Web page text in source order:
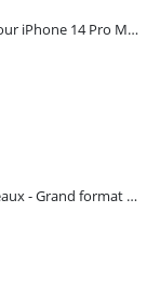
Coque Magnétique Ostand pour iPhone 14 Pro Max - Violet Foncé - TORRAS
Cahier 192 pages grands carreaux - Grand format - Brochure dos toilé - 24x32 cm - Papier blanc 90 g - Couverture carte pelliculée couleur aléatoire - Clairefontaine